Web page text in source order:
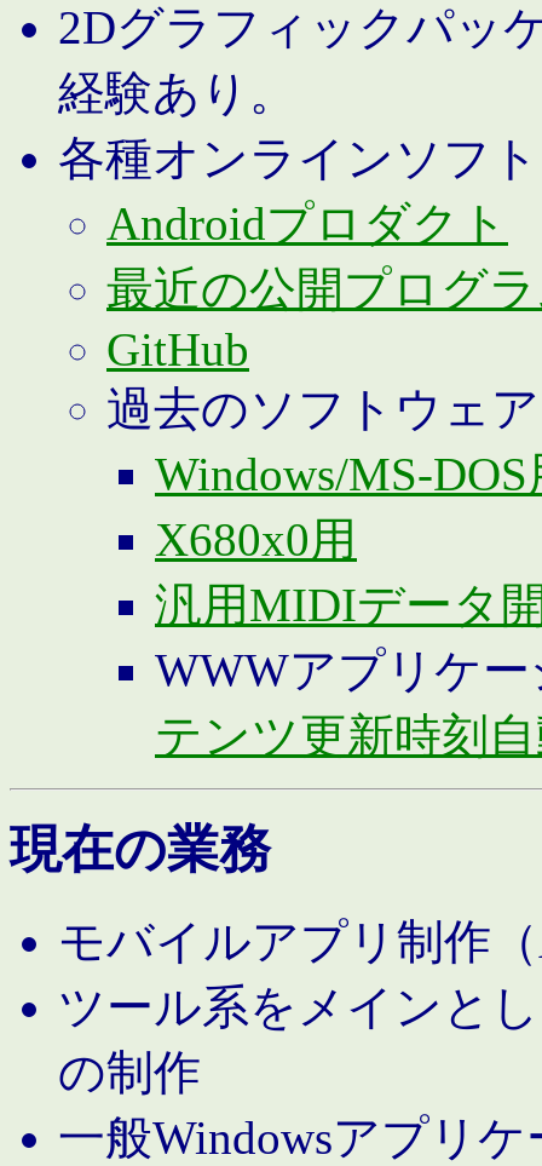
2Dグラフィックパッ
経験あり。
各種オンラインソフ
Androidプロダクト
最近の公開プログ
GitHub
過去のソフトウェア
Windows/MS-DOS
X680x0用
汎用MIDIデータ
WWWアプリケ
テンツ更新時刻
現在の業務
モバイルアプリ制作
ツール系をメインと
の制作
一般Windowsアプリ